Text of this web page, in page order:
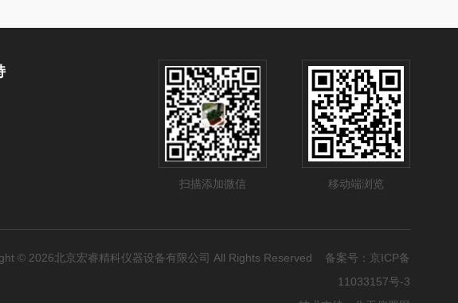
扫描添加微信
移动端浏览
© 2026北京宏睿精科仪器设备有限公司 All Rights Reserved 备案号： 京ICP备
11033157号-3